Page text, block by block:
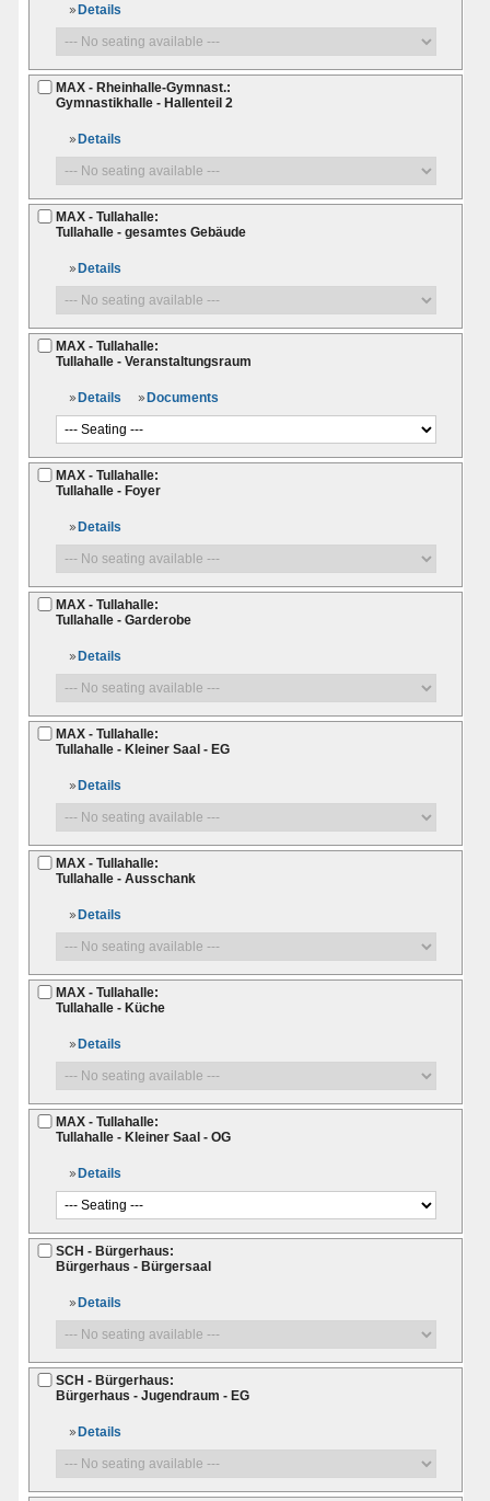
Details
MAX - Rheinhalle-Gymnast.:
Gymnastikhalle - Hallenteil 2
Details
MAX - Tullahalle:
Tullahalle - gesamtes Gebäude
Details
MAX - Tullahalle:
Tullahalle - Veranstaltungsraum
Details Documents
MAX - Tullahalle:
Tullahalle - Foyer
Details
MAX - Tullahalle:
Tullahalle - Garderobe
Details
MAX - Tullahalle:
Tullahalle - Kleiner Saal - EG
Details
MAX - Tullahalle:
Tullahalle - Ausschank
Details
MAX - Tullahalle:
Tullahalle - Küche
Details
MAX - Tullahalle:
Tullahalle - Kleiner Saal - OG
Details
SCH - Bürgerhaus:
Bürgerhaus - Bürgersaal
Details
SCH - Bürgerhaus:
Bürgerhaus - Jugendraum - EG
Details